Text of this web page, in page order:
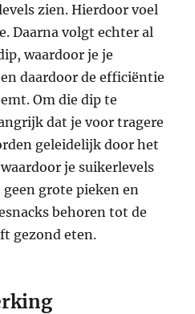
zien. Hierdoor voel
Daarna volgt echter al
waardoor je je
daardoor de efficiëntie
Om die dip te
dat je voor tragere
geleidelijk door het
je suikerlevels
grote pieken en
behoren tot de
gezond eten.